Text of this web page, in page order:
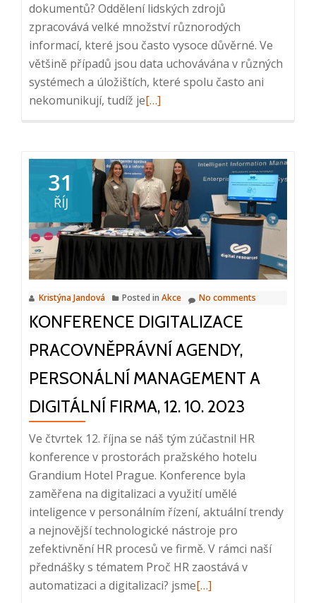
dokumentů? Oddělení lidských zdrojů
zpracovává velké množství různorodých
informací, které jsou často vysoce důvěrné. Ve
většině případů jsou data uchovávána v různých
systémech a úložištích, které spolu často ani
nekomunikují, tudíž jeRead
Automatizace
a
digitalizace
HR
[…]
31
ŘÍJ
Kristýna Jandová Posted in Akce No comments
KONFERENCE DIGITALIZACE
PRACOVNĚPRÁVNÍ AGENDY,
PERSONÁLNÍ MANAGEMENT A
DIGITÁLNÍ FIRMA, 12. 10. 2023
Ve čtvrtek 12. října se náš tým zúčastnil HR
konference v prostorách pražského hotelu
Grandium Hotel Prague. Konference byla
zaměřena na digitalizaci a využití umělé
inteligence v personálním řízení, aktuální trendy
a nejnovější technologické nástroje pro
zefektivnění HR procesů ve firmě. V rámci naší
přednášky s tématem Proč HR zaostává v
automatizaci a digitalizaci? jsmeRead
[…]